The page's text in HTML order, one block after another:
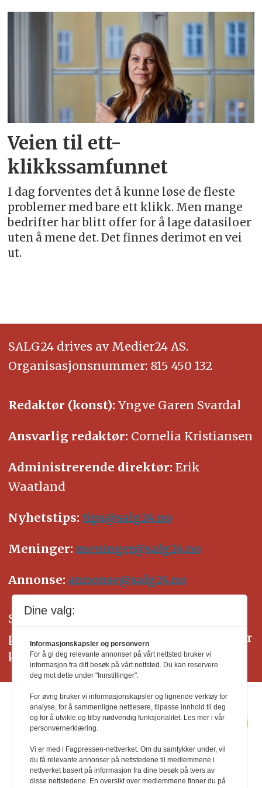
Emne:
boomi
Veien til ett-
klikkssamfunnet
I dag forventes det å kunne løse de fleste
problemer med bare ett klikk. Men mange
bedrifter har blitt offer for å lage datasiloer
uten å mene det. Det finnes derimot en vei
ut.
SALG24 drives av Medier24 AS.
Organisasjonsnummer: 815 450 132
Redaktør (konst): Yngve Garen Svardal
Ansvarlig redaktør: Cornelia Kristiansen
Administrerende direktør: Erik
Waatland
Nyhetstips: tips@salg24.no
Meninger: meninger@salg24.no
Annonse: annonse@salg24.no
SALG24 arbeider etter Vær Varsom-
plakatens regler for god presseskikk. Her
kan du lese mer omPFUsarbeid.
Dine valg:
Informasjonskapsler og personvern
For å gi deg relevante annonser på vårt nettsted bruker vi
informasjon fra ditt besøk på vårt nettsted. Du kan reservere
deg mot dette under "Innstillinger".
For øvrig bruker vi informasjonskapsler og lignende verktøy for
analyse, for å sammenligne nettlesere, tilpasse innhold til deg
og for å utvikle og tilby nødvendig funksjonalitet. Les mer i vår
personvernerklæring.
Vi er med i Fagpressen-nettverket. Om du samtykker under, vil
du få relevante annonser på nettstedene til medlemmene i
nettverket basert på informasjon fra dine besøk på tvers av
disse nettstedene. En oversikt over medlemmene finner du på